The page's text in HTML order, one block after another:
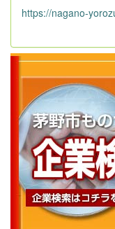
https://nagano-